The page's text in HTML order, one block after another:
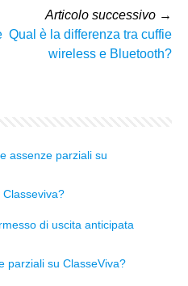
Articolo successivo →
Qual è la differenza tra cuffie
wireless e Bluetooth?
assenze parziali su
di uscita anticipata
parziali su ClasseViva?